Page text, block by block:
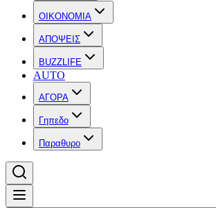
OIKONOMIA
ΑΠΟΨΕΙΣ
BUZZLIFE
AUTO
ΑΓΟΡΑ
Γηπεδο
Παραθυρο